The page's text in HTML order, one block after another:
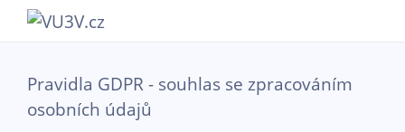
Přejít k hlavnímu obsahu
Pravidla GDPR - souhlas se zpracováním
osobních údajů